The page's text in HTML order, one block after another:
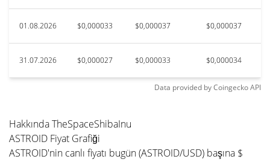
01.08.2026 $0,000033 $0,000037 $0,000037
31.07.2026 $0,000027 $0,000033 $0,000034
Data provided byCoingeckoAPI
Hakkında TheSpaceShibaInu
ASTROID Fiyat Grafiği
ASTROID'nin canlı fiyatı bugün (ASTROID/USD) başına $